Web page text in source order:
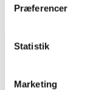
Præferencer
Statistik
Marketing